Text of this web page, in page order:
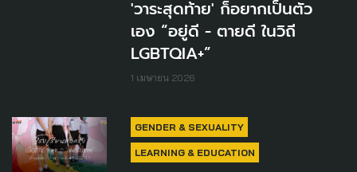
'วาระสุดท้าย' ก็อยากเป็นตัว
เอง “อยู่ดี - ตายดี ในวิถี
LGBTQIA+”
1 เมษายน 2026
GENDER & SEXUALITY
LEARNING & EDUCATION